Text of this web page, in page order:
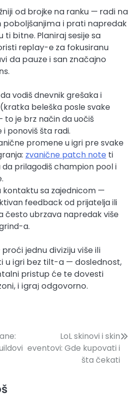
od brojke na ranku — radi na
poboljšanjima i prati napredak
ti bitne. Planiraj sesije sa
replay-e za fokusiranu
da pauze i san značajno
vodiš dnevnik grešaka i
beleška posle svake
to je brz način da uočiš
ponoviš šta radi.
promene u igri pre svake
zvanične patch note ti
da prilagodiš champion pool i
kontaktu sa zajednicom —
feedback od prijatelja ili
često ubrzava napredak više
a.
jednu diviziju više ili
u igri bez tilt-a — doslednost,
pristup će te dovesti
i igraј odgovorno.
LoL skinovi i skin
eventovi: Gde kupovati i
šta čekati